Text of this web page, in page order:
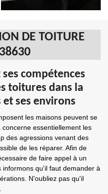
DE TOITURE
compétences
toitures dans la
et ses environs
les maisons peuvent se
essentiellement les
des agressions venant des
de les réparer. Afin de
de faire appel à un
informons qu'il faut demander à
N'oubliez pas qu'il